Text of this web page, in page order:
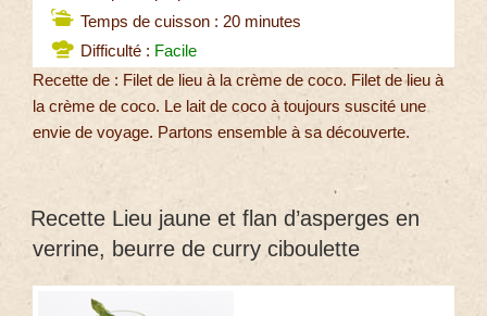
Temps de cuisson : 20 minutes
Difficulté : Facile
Recette de : Filet de lieu à la crème de coco. Filet de lieu à
la crème de coco. Le lait de coco à toujours suscité une
envie de voyage. Partons ensemble à sa découverte.
Recette Lieu jaune et flan d’asperges en
verrine, beurre de curry ciboulette